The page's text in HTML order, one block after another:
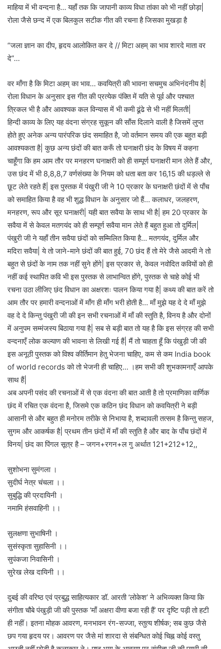
माहिया में भी वन्दना है… यहाँ तक कि जापानी काव्य विधा तांका को भी नहीं छोड़ा|
रोला जैसे छन्द में एक बिलकुल सटीक गीत की रचना है जिसका मुखड़ा है
“जला ज्ञान का दीप, हृदय आलोकित कर दे // मिटा अहम् का भाव शारदे माता वर
दे”…
वर माँगा है कि मिटा अहम् का भाव… कवयित्री की भावना सचमुच अभिनंदनीय है|
रोला विधान के अनुसार इस गीत की प्रत्येक पंक्ति में यति से पूर्व और पश्चात
त्रिकल भी है और आवश्यक कल विन्यास में भी कमी ढूंढे से भी नहीं मिलती|
हिन्दी काव्य के लिए यह वंदना संग्रह सुकून की साँस दिलाने वाली है जिसमें लुप्त
होते हुए अनेक अन्य पारंपरिक छंद समाहित है, जो वर्तमान समय की एक बहुत बड़ी
आवश्यकता है| कुछ अन्य छंदों की बात करूँ तो घनाक्षरी छंद के विषय में कहना
चाहूँगा कि हम आम तौर पर मनहरण घनाक्षरी को ही सम्पूर्ण घनाक्षरी मान लेते हैं और,
उस छंद में भी 8,8,8,7 वर्णसंख्या के नियम को धता बता कर 16,15 की धड़ल्ले से
छूट लेते रहते हैं| इस पुस्तक में पंखुरी जी ने 10 प्रकार के घनाक्षरी छंदों में से पाँच
को समाहित किया है वह भी शुद्ध विधान के अनुसार जो हैं… कलाधर, जलहरण,
मनहरण, रूप और सूर घनाक्षरी| यही बात सवैया के साथ भी है| हम 20 प्रकार के
सवैया में से केवल मतगयंद को ही सम्पूर्ण सवैया मान लेते हैं बहुत हुआ तो दुर्मिल|
पंखुरी जी ने यहाँ तीन सवैया छंदों को सम्मिलित किया है… मतगयंद, दुर्मिल और
मदिरा सवैया| ये तो जाने-माने छंदों की बात हुई, 70 छंद हैं तो मेरे जैसे आदमी ने तो
बहुत से छंदों के नाम तक नहीं सुने होंगे| इस प्रकार से, केवल नवोदित कवियों को ही
नहीं कई स्थापित कवि भी इस पुस्तक से लाभान्वित होंगे, पुस्तक से चाहे कोई भी
रचना उठा लीजिए छंद विधान का अक्षरशः पालन किया गया है| कथ्य की बात करें तो
आम तौर पर हमारी वन्दनाओं में माँग ही माँग भरी होती है… माँ मुझे यह दे दे माँ मुझे
वह दे दे किन्तु पंखुरी जी की इन सभी रचनाओं में माँ की स्तुति है, विनय है और दोनों
में अनुपम सम्मंजस्य बिठाया गया है| सब से बड़ी बात तो यह है कि इस संग्रह की सभी
वन्दनाएँ लोक कल्याण की भावना से लिखी गई हैं| मैं तो चाहता हूँ कि पंखुड़ी जी की
इस अनूठी पुस्तक को विश्व कीर्तिमान हेतु भेजना चाहिए, कम से कम India book
of world records को तो भेजनी ही चाहिए… ।हम सभी की शुभकामनाएँ आपके
साथ हैं|
अब अपनी पसंद की रचनाओं में से एक वंदना की बात आती है तो प्रमाणिका वार्णिक
छंद में रचित एक वंदना है, जिसमे एक कठिन छंद विधान को कवयित्री ने बड़ी
आसानी से और बहुत ही मनोरम तरीके से निभाया है, शब्दावली तत्सम है किन्तु सहज,
सुगम और आकर्षक है| प्रथम तीन छंदों में माँ की स्तुति है और बाद के पाँच छंदों में
विनय| छंद का पिंगल सूत्र है – जगन+रगन+ल गु अर्थात 121+212+12,,
सुशोभना सुमंगला ।
सुदीर्घ नेत्र चंचला ।।
सुबुद्धि की प्रदायिनी ।
नमामि हंसवाहिनी ।।
सुलक्षणा सुभाषिनी ।
सुसंस्कृता सुहासिनी ।।
सुपंकजा निवासिनी ।
सुरेख लेख दायिनी ।।
दुबई की वरिष्ठ एवं प्रबुद्ध साहित्यकार डॉ. आरती ‘लोकेश’ ने अभिव्यक्त किया कि
संगीता चौबे पंखुड़ी जी की पुस्तक ‘माँ अक्षरा वीणा बजा रही हैं’ पर दृष्टि पड़ी तो हटी
ही नहीं। इतना मोहक आवरण, मनभावन रंग-सज्जा, स्तुत्य शीर्षक; सब कुछ जैसे
छप गया हृदय पर। आवरण पर जैसे मां शारदा से संबन्धित कोई चिह्न कोई वस्तु